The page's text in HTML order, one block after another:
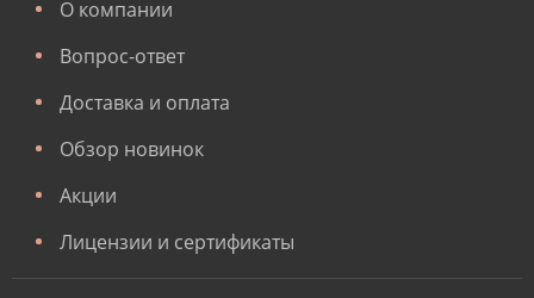
О компании
Вопрос-ответ
Доставка и оплата
Обзор новинок
Акции
Лицензии и сертификаты